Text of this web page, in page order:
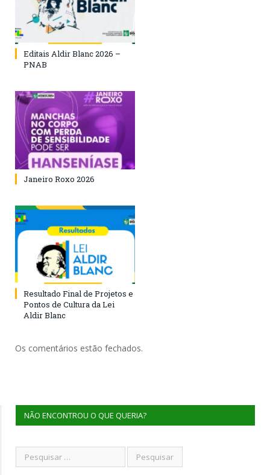
Editais Aldir Blanc 2026 –
PNAB
Janeiro Roxo 2026
Resultado Final de Projetos e
Pontos de Cultura da Lei
Aldir Blanc
Os comentários estão fechados.
NÃO ENCONTROU O QUE QUERIA?